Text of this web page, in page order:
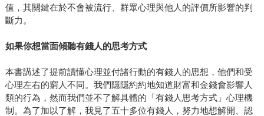
值，其關鍵在於不會被流行、群眾心理與他人的評價所影響的判
斷力。
如果你想當面傾聽有錢人的思考方式
本書講述了提前讀懂心理並付諸行動的有錢人的思想，他們和受
心理左右的窮人不同。我們隱隱約約地知道財富和金錢會影響人
類的行為，然而我們並不了解具體的「有錢人思考方式」心理機
制。為了加以了解，我見了五十多位有錢人，努力地想解開、認